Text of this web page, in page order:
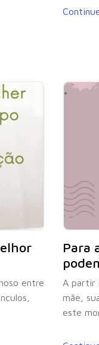
entre
Para
A partir
mãe,
este